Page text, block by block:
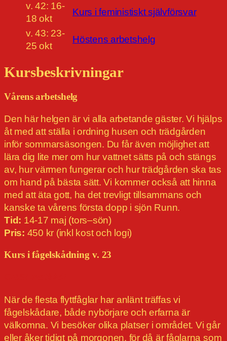
v. 42: 16-
18 okt
Kurs i feministiskt självförsvar
v. 43: 23-
25 okt
Höstens arbetshelg
Kursbeskrivningar
Vårens arbetshelg
Den här helgen är vi alla arbetande gäster. Vi hjälps
åt med att ställa i ordning husen och trädgården
inför sommarsäsongen. Du får även möjlighet att
lära dig lite mer om hur vattnet sätts på och stängs
av, hur värmen fungerar och hur trädgården ska tas
om hand på bästa sätt. Vi kommer också att hinna
med att äta gott, ha det trevligt tillsammans och
kanske ta vårens första dopp i sjön Runn.
Tid: 14-17 maj (tors–sön)
Pris: 450 kr (inkl kost och logi)
Kurs i fågelskådning v. 23
När de flesta flyttfåglar har anlänt träffas vi
fågelskådare, både nybörjare och erfarna är
välkomna. Vi besöker olika platser i området. Vi går
eller åker tidigt på morgonen, för då är fåglarna som